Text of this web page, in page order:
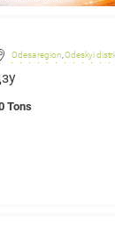
Odesa region ,Odeskyi
Tons